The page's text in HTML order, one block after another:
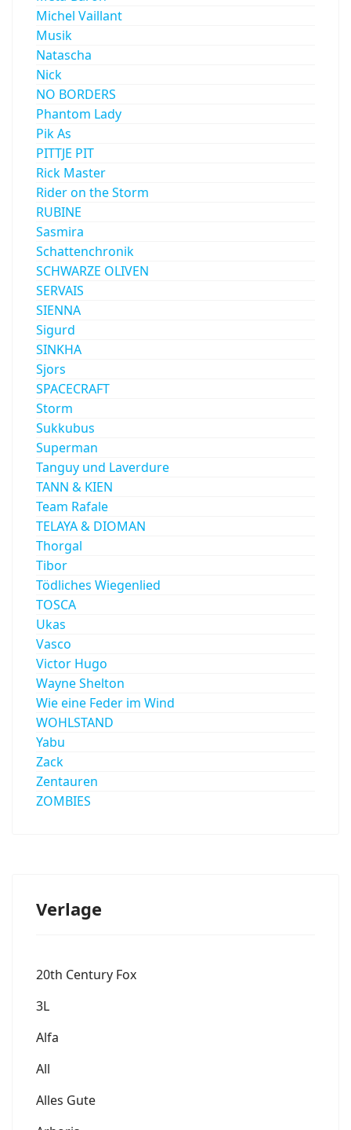
Michel Vaillant
Musik
Natascha
Nick
NO BORDERS
Phantom Lady
Pik As
PITTJE PIT
Rick Master
Rider on the Storm
RUBINE
Sasmira
Schattenchronik
SCHWARZE OLIVEN
SERVAIS
SIENNA
Sigurd
SINKHA
Sjors
SPACECRAFT
Storm
Sukkubus
Superman
Tanguy und Laverdure
TANN & KIEN
Team Rafale
TELAYA & DIOMAN
Thorgal
Tibor
Tödliches Wiegenlied
TOSCA
Ukas
Vasco
Victor Hugo
Wayne Shelton
Wie eine Feder im Wind
WOHLSTAND
Yabu
Zack
Zentauren
ZOMBIES
Verlage
20th Century Fox
3L
Alfa
All
Alles Gute